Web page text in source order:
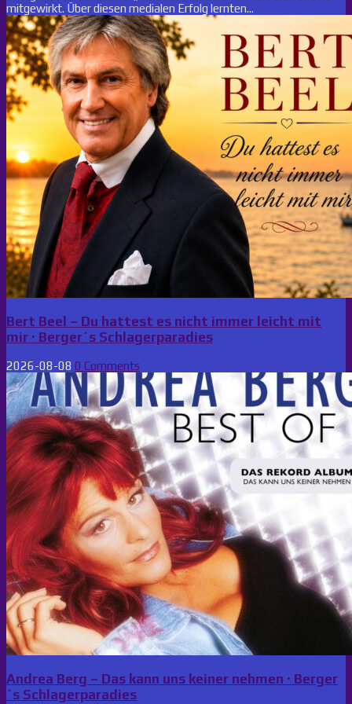
mitgewirkt. Über diesen medialen Erfolg lernten...
Bert Beel – Du hattest es nicht immer leicht mit
mir · Berger´s Schlagerparadies
2026-08-08 0 Comments
Andrea Berg – Das kann uns keiner nehmen · Berger
´s Schlagerparadies